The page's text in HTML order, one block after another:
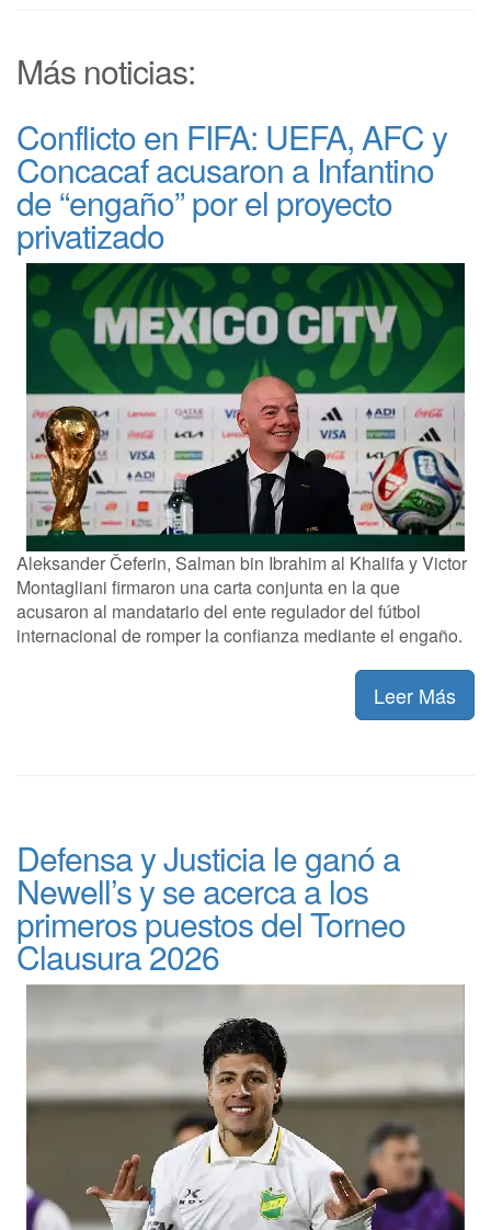
Más noticias:
Conflicto en FIFA: UEFA, AFC y
Concacaf acusaron a Infantino
de “engaño” por el proyecto
privatizado
Aleksander Čeferin, Salman bin Ibrahim al Khalifa y Victor
Montagliani firmaron una carta conjunta en la que
acusaron al mandatario del ente regulador del fútbol
internacional de romper la confianza mediante el engaño.
Leer Más
Defensa y Justicia le ganó a
Newell’s y se acerca a los
primeros puestos del Torneo
Clausura 2026